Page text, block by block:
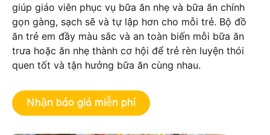
giúp giáo viên phục vụ bữa ăn nhẹ và bữa ăn chính
gọn gàng, sạch sẽ và tự lập hơn cho mỗi trẻ. Bộ đồ
ăn trẻ em đầy màu sắc và an toàn biến mỗi bữa ăn
trưa hoặc ăn nhẹ thành cơ hội để trẻ rèn luyện thói
quen tốt và tận hưởng bữa ăn cùng nhau.
Nhận báo giá miễn phí